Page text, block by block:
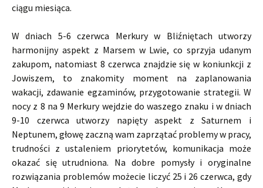
ciągu miesiąca.
W dniach 5-6 czerwca Merkury w Bliźniętach utworzy
harmonijny aspekt z Marsem w Lwie, co sprzyja udanym
zakupom, natomiast 8 czerwca znajdzie się w koniunkcji z
Jowiszem, to znakomity moment na zaplanowania
wakacji, zdawanie egzaminów, przygotowanie strategii. W
nocy z 8 na 9 Merkury wejdzie do waszego znaku i w dniach
9-10 czerwca utworzy napięty aspekt z Saturnem i
Neptunem, głowę zaczną wam zaprzątać problemy w pracy,
trudności z ustaleniem priorytetów, komunikacja może
okazać się utrudniona. Na dobre pomysły i oryginalne
rozwiązania problemów możecie liczyć 25 i 26 czerwca, gdy